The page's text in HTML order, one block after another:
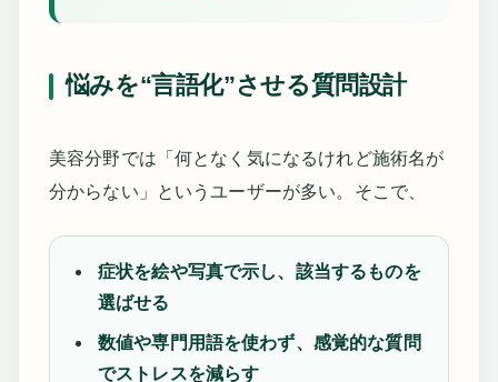
悩みを“言語化”させる質問設計
美容分野では「何となく気になるけれど施術名が
分からない」というユーザーが多い。そこで、
症状を絵や写真で示し、該当するものを
選ばせる
数値や専門用語を使わず、感覚的な質問
でストレスを減らす